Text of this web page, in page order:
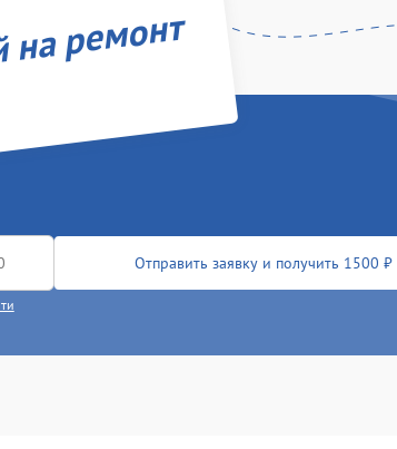
ремонт
Отправить заявку и получить 1500 ₽